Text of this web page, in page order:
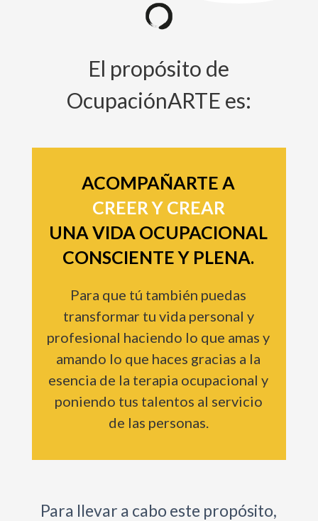
El propósito de
OcupaciónARTE es:
ACOMPAÑARTE A
CREER Y CREAR
UNA VIDA OCUPACIONAL
CONSCIENTE Y PLENA.
Para que tú también puedas
transformar tu vida personal y
profesional haciendo lo que amas y
amando lo que haces gracias a la
esencia de la terapia ocupacional y
poniendo tus talentos al servicio
de las personas.
Para llevar a cabo este propósito,